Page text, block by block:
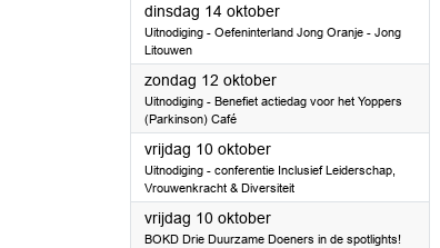
dinsdag 14 oktober2025
Uitnodiging - Oefeninterland Jong Oranje - Jong
Litouwen
zondag 12 oktober2025
Uitnodiging - Benefiet actiedag voor het Yoppers
(Parkinson) Café
vrijdag 10 oktober2025
Uitnodiging - conferentie Inclusief Leiderschap,
Vrouwenkracht & Diversiteit
vrijdag 10 oktober2025
BOKD Drie Duurzame Doeners in de spotlights!